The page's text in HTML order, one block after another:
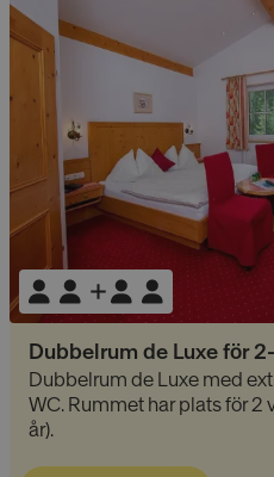
Dubbelrum de Luxe för
Dubbelrum de Luxe med
WC. Rummet har plats för 2
år).